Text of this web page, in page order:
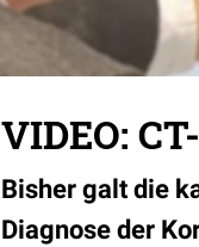
VIDEO:
Bisher galt die
Diagnose der